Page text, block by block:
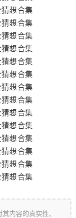
内容的真实性、